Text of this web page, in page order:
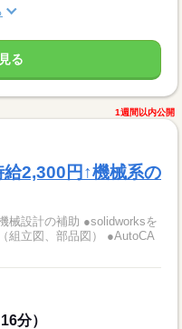
る
1週間以内公開
2,300円↑機械系の
助 ●solidworksを
組立図、部品図） ●AutoCA
分）